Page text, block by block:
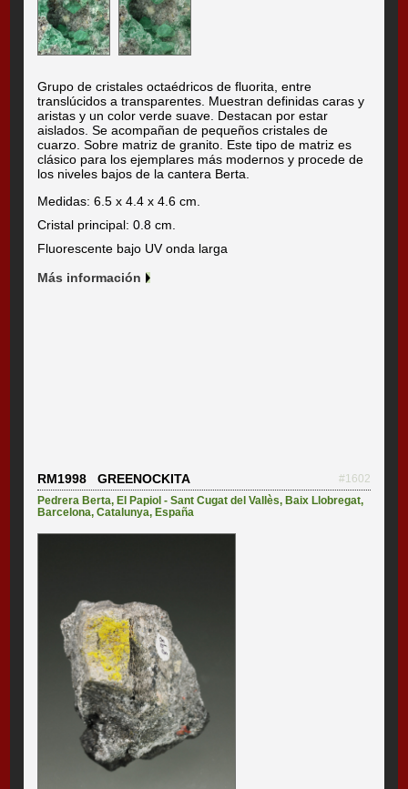
Grupo de cristales octaédricos de fluorita, entre
translúcidos a transparentes. Muestran definidas caras y
aristas y un color verde suave. Destacan por estar
aislados. Se acompañan de pequeños cristales de
cuarzo. Sobre matriz de granito. Este tipo de matriz es
clásico para los ejemplares más modernos y procede de
los niveles bajos de la cantera Berta.
Medidas: 6.5 x 4.4 x 4.6 cm.
Cristal principal: 0.8 cm.
Fluorescente bajo UV onda larga
Más información
RM1998 GREENOCKITA
#1602
Pedrera Berta, El Papiol - Sant Cugat del Vallès, Baix Llobregat,
Barcelona,Catalunya, España